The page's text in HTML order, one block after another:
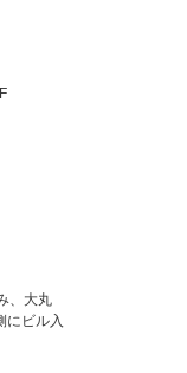
、大丸
にビル入